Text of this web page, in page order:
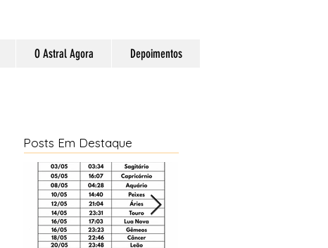
O Astral Agora Depoimentos
Posts Em Destaque